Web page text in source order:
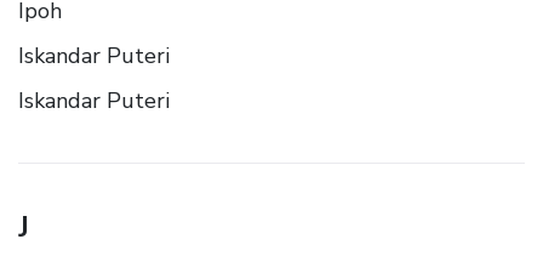
Ipoh
Iskandar Puteri
Iskandar Puteri
J